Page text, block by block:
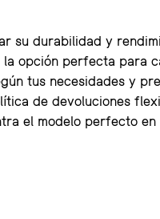
su durabilidad y
la opción perfecta para
tus necesidades y
de devoluciones
el modelo perfecto